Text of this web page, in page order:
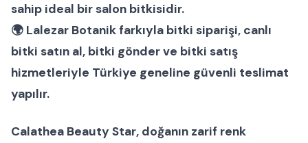
sahip ideal birsalon bitkisidir.
🌍 Lalezar Botanikfarkıyla bitki siparişi, canlı
bitki satın al, bitki gönderve bitki satış
hizmetleriyle Türkiye geneline güvenli teslimat
yapılır.
Calathea Beauty Star, doğanın zarif renk